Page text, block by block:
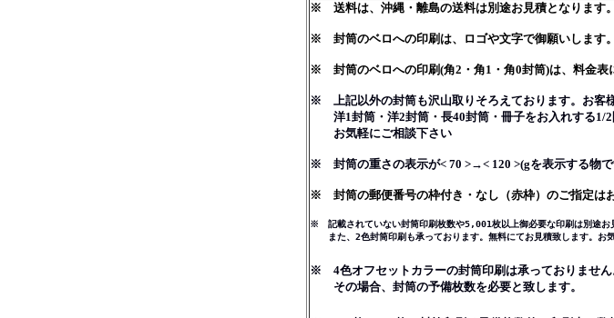
※ 送料は、沖縄・離島の送料は別途お見積となります。
※ 封筒のベロへの印刷は、ロゴや文字で御願いします
※ 封筒のベロへの印刷(角2・角1・角0封筒)は、料金表
※ 上記以外の封筒も沢山取りそろえております。お客
洋1封筒・洋2封筒・長40封筒・冊子をお入れする1/2
お気軽にご相談下さい
※ 封筒の重さの表示が< 70 >→< 120 >(gを表示する物で
※ 封筒の郵便番号の枠付き・なし（赤枠）のご指定は
※ 記載されていない封筒印刷枚数や5,001枚以上御必要な印刷は別途お
また、2色封筒印刷も承っております。無料にてお見積致します。お気
※ 4色オフセットカラーの封筒印刷は承っておりません
その場合、封筒の予備枚数を必要と致します。